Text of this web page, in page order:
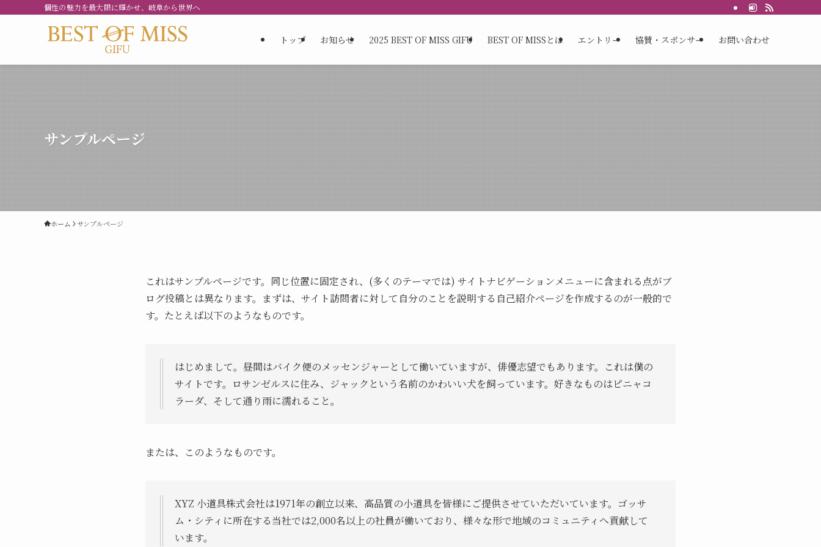
個性の魅力を最大限に輝かせ、岐阜から世界へ
トップ お知らせ 2025 BEST OF MISS GIFU BEST OF MISSとは エントリー 協賛・スポンサー お問い合わせ
サンプルページ
ホーム サンプルページ
これはサンプルページです。同じ位置に固定され、(多くのテーマでは) サイトナビゲーションメニューに含まれる点がブ
ログ投稿とは異なります。まずは、サイト訪問者に対して自分のことを説明する自己紹介ページを作成するのが一般的で
す。たとえば以下のようなものです。
はじめまして。昼間はバイク便のメッセンジャーとして働いていますが、俳優志望でもあります。これは僕の
サイトです。ロサンゼルスに住み、ジャックという名前のかわいい犬を飼っています。好きなものはピニャコ
ラーダ、そして通り雨に濡れること。
または、このようなものです。
XYZ 小道具株式会社は1971年の創立以来、高品質の小道具を皆様にご提供させていただいています。ゴッサ
ム・シティに所在する当社では2,000名以上の社員が働いており、様々な形で地域のコミュニティへ貢献して
います。